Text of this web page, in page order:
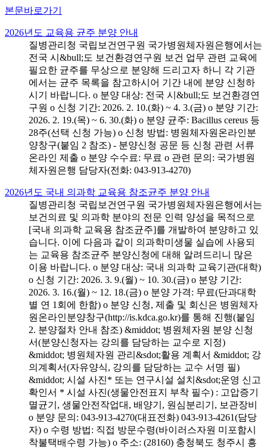
본문바로가기
2026년도 교육용 균주 분양 안내
질병관리청 국립보건연구원 국가병원체자원은행에서는
전국 시&bull;도 보건환경연구원 보건 업무 관련 교육에
필요한 균주를 무상으로 분양해 드리고자 하니 각 기관
에서는 균주 목록을 참고하시어 기간 내에 분양 신청하
시기 바랍니다. o 분양 대상: 전국 시&bull;도 보건환경연
구원 o 신청 기간: 2026. 2. 10.(화) ~ 4. 3.(금) o 분양 기간:
2026. 2. 19.(목) ~ 6. 30.(화) o 분양 균주: Bacillus cereus 등
28주(선택 신청 가능) o 신청 방법: 병원체자원온라인분
양창구(붙임 2 참조) - 분양신청 공문 등 신청 관련 서류
온라인 제출 o 분양 수수료: 무료 o 관련 문의: 국가병원
체자원은행 담당자(전화: 043-913-4270)
2026년도 국내 의과학 교육용 참조균주 분양 안내
질병관리청 국립보건연구원 국가병원체자원은행에서는
보건의료 및 의과학 분야의 전문 인력 양성을 목적으로
[국내 의과학 교육용 참조균주]를 개발하여 분양하고 있
습니다. 이에 다음과 같이 의과학미생물 실습에 사용되
는 교육용 참조균주 분양신청에 대해 알려드리니 많은
이용 바랍니다. o 분양 대상: 국내 의과학 교육기관(대학)
o 신청 기간: 2026. 3. 9.(월) ~ 10. 30.(금) o 분양 기간:
2026. 3. 16.(월) ~ 12. 18.(금) o 분양 가격: 무료(단과대학
별 연 1회에 한함) o 분양 신청, 제출 및 회신은 병원체자
원온라인분양창구(http://is.kdca.go.kr)를 통해 진행(붙임
2. 분양절차 안내 참조) &middot; 병원체자원 분양 신청
서(분양신청자는 강의를 담당하는 교수로 지정)
&middot; 병원체자원 관리&sdot;활용 계획서 &middot; 강
의계획서(자유양식, 강의를 담당하는 교수 서명 필)
&middot; 시설 사진* 또는 연구시설 설치&sdot;운영 신고
확인서 * 시설 사진(생물안전표지 부착 필수) : 고압증기
멸균기, 생물안전작업대, 배양기, 원심분리기, 보관장비
o 분양 문의: 043-913-4270(대표전화) 043-913-4261(담당
자) o 수령 방법: 직접 방문수령(바이러스자원 미포함시
착불택배수령 가능) o 주소: (28160) 충청북도 청주시 흥